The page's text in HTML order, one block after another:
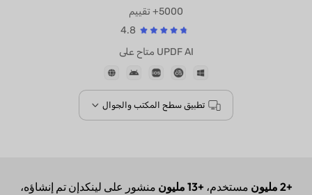
مدعوم بـ
5000+ تقييم
4.8
UPDF AI متاح على
+2 مليون مستخدم، +13 مليون
منشور على لينكدإن تم إنشاؤه،